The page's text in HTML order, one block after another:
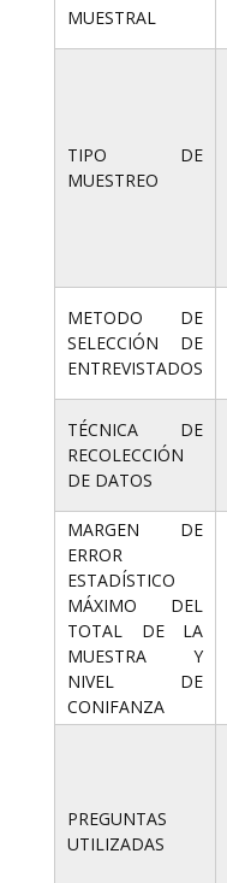
MUESTRAL
TIPO DE
MUESTREO
METODO DE
SELECCIÓN DE
ENTREVISTADOS
TÉCNICA DE
RECOLECCIÓN
DE DATOS
MARGEN DE
ERROR
ESTADÍSTICO
MÁXIMO DEL
TOTAL DE LA
MUESTRA Y
NIVEL DE
CONIFANZA
PREGUNTAS
UTILIZADAS